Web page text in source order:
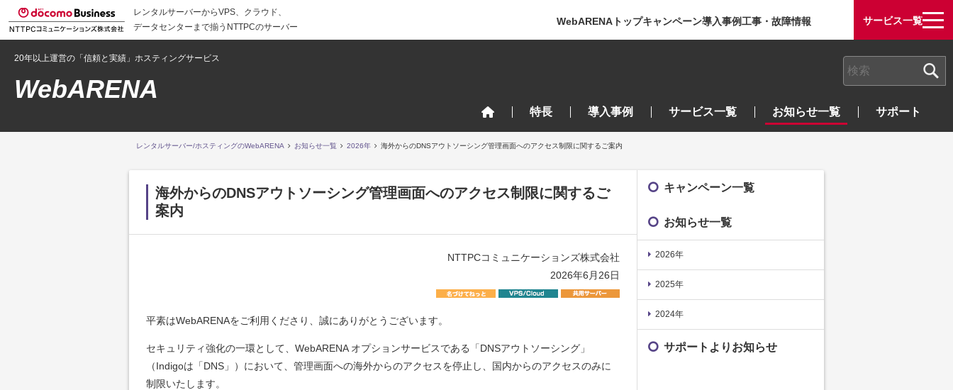
レンタルサーバーからVPS、クラウド、
データセンターまで揃うNTTPCのサーバー
WebARENAトップキャンペーン導入事例工事・故障情報 サービス一覧
20年以上運営の「信頼と実績」ホスティングサービス
WebARENA 検索キーワード入力
特長 導入事例 サービス一覧 お知らせ一覧 サポート
レンタルサーバー/ホスティングのWebARENA お知らせ一覧 2026年 海外からのDNSアウトソーシング管理画面へのアクセス制限に関するご案内
海外からのDNSアウトソーシング管理画面へのアクセス制限に関するご
案内
NTTPCコミュニケーションズ株式会社
2026年6月26日
平素はWebARENAをご利用くださり、誠にありがとうございます。
セキュリティ強化の一環として、WebARENA オプションサービスである「DNSアウトソーシング」
（Indigoは「DNS」）において、管理画面への海外からのアクセスを停止し、国内からのアクセスのみに
制限いたします。
キャンペーン一覧
お知らせ一覧
2026年
2025年
2024年
サポートよりお知らせ